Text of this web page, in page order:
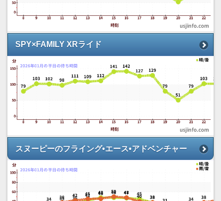
SPY×FAMILY XRライド
スヌーピーのフライング•エース•アドベンチャー